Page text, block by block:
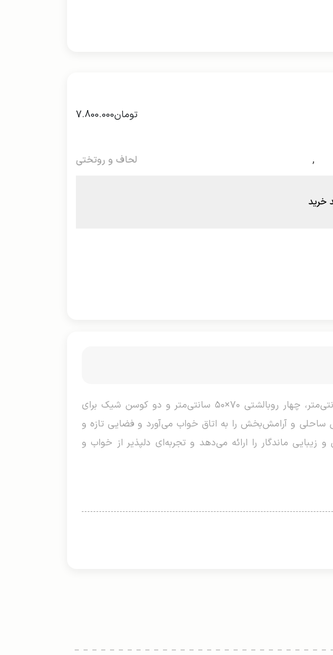
تومان7.800.000
, لحاف و روتختی
خرید
روتختی کالیفرنیا دو نفره، ست لوکس و مدرن با هشت تیکه شامل ملحفه دو رو ۲۴۰×۲۲۰ سانتی‌متر، چهار روبالشتی ۷۰×۵۰ سانتی‌متر و دو کوسن شیک برای
و آرامش‌بخش را به اتاق خواب می‌آورد و فضایی تازه و
ماندگار را ارائه می‌دهد و تجربه‌ای دلپذیر از خواب و